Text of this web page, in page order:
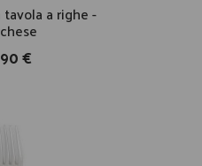
a righe -
€